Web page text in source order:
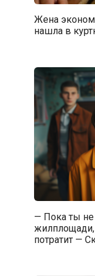
Жена
нашла в
— Пока ты
жилплощади,
потратит —